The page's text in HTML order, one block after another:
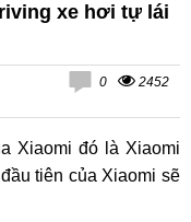
xe hơi tự lái
0 2452
Xiaomi đó là Xiaomi
tiên của Xiaomi sẽ